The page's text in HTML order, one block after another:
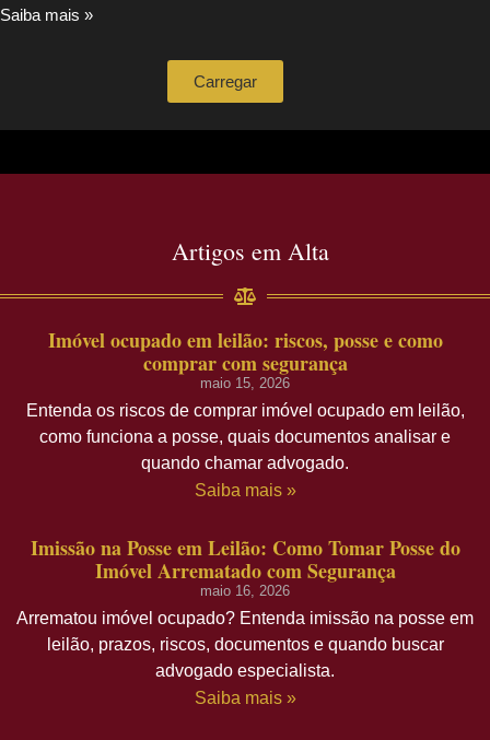
Saiba mais »
Carregar
Artigos em Alta
Imóvel ocupado em leilão: riscos, posse e como
comprar com segurança
maio 15, 2026
Entenda os riscos de comprar imóvel ocupado em leilão,
como funciona a posse, quais documentos analisar e
quando chamar advogado.
Saiba mais »
Imissão na Posse em Leilão: Como Tomar Posse do
Imóvel Arrematado com Segurança
maio 16, 2026
Arrematou imóvel ocupado? Entenda imissão na posse em
leilão, prazos, riscos, documentos e quando buscar
advogado especialista.
Saiba mais »